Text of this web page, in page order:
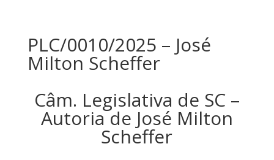
PLC/0010/2025 – José
Milton Scheffer
Câm. Legislativa de SC –
Autoria de José Milton
Scheffer